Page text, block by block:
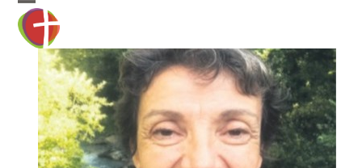
Skip
content
Open
mobile
menu
Close
mobile
menu